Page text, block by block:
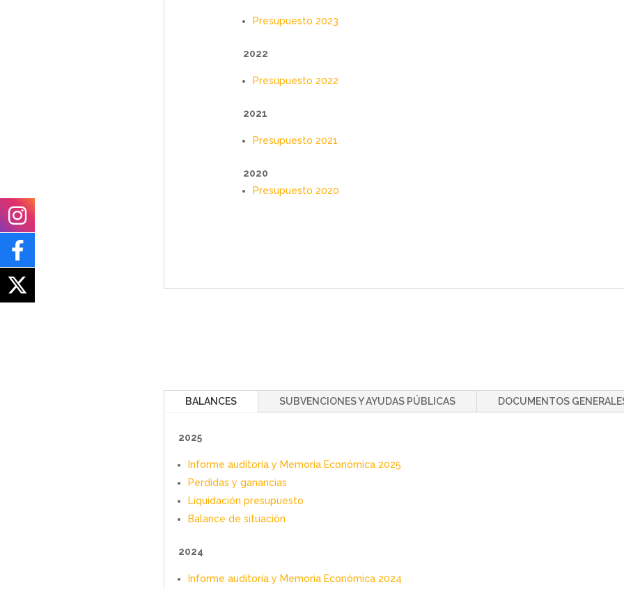
Presupuesto 2023
2022
Presupuesto 2022
2021
Presupuesto 2021
2020
Presupuesto 2020
BALANCES SUBVENCIONES Y AYUDAS PÚBLICAS DOCUMENTOS
2025
Informe auditoría y Memoria Económica 2025
Perdidas y ganancias
Liquidación presupuesto
Balance de situación
2024
Informe auditoría y Memoria Económica 2024